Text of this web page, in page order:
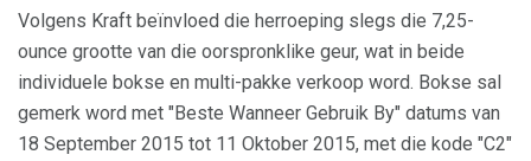
Volgens Kraft beïnvloed die herroeping slegs die 7,25-
ounce grootte van die oorspronklike geur, wat in beide
individuele bokse en multi-pakke verkoop word. Bokse sal
gemerk word met "Beste Wanneer Gebruik By" datums van
18 September 2015 tot 11 Oktober 2015, met die kode "C2"